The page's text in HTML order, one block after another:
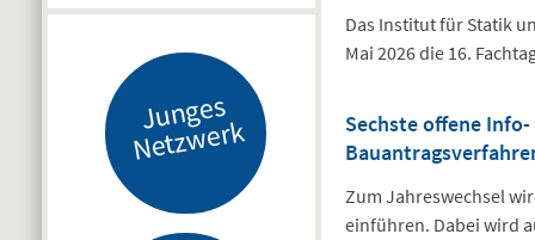
J
u
n
g
es
N
etz
w
er
k
Das Institut für Statik
Mai 2026 die 16.
Sechste offene
Zum Jahreswechsel
einführen. Dabei wird